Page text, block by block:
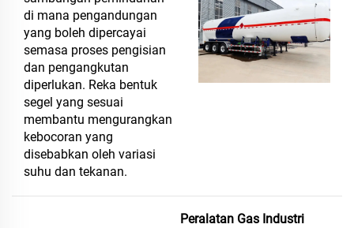
di mana pengandungan
yang boleh dipercayai
semasa proses pengisian
dan pengangkutan
diperlukan. Reka bentuk
segel yang sesuai
membantu mengurangkan
kebocoran yang
disebabkan oleh variasi
suhu dan tekanan.
Peralatan Gas Industri